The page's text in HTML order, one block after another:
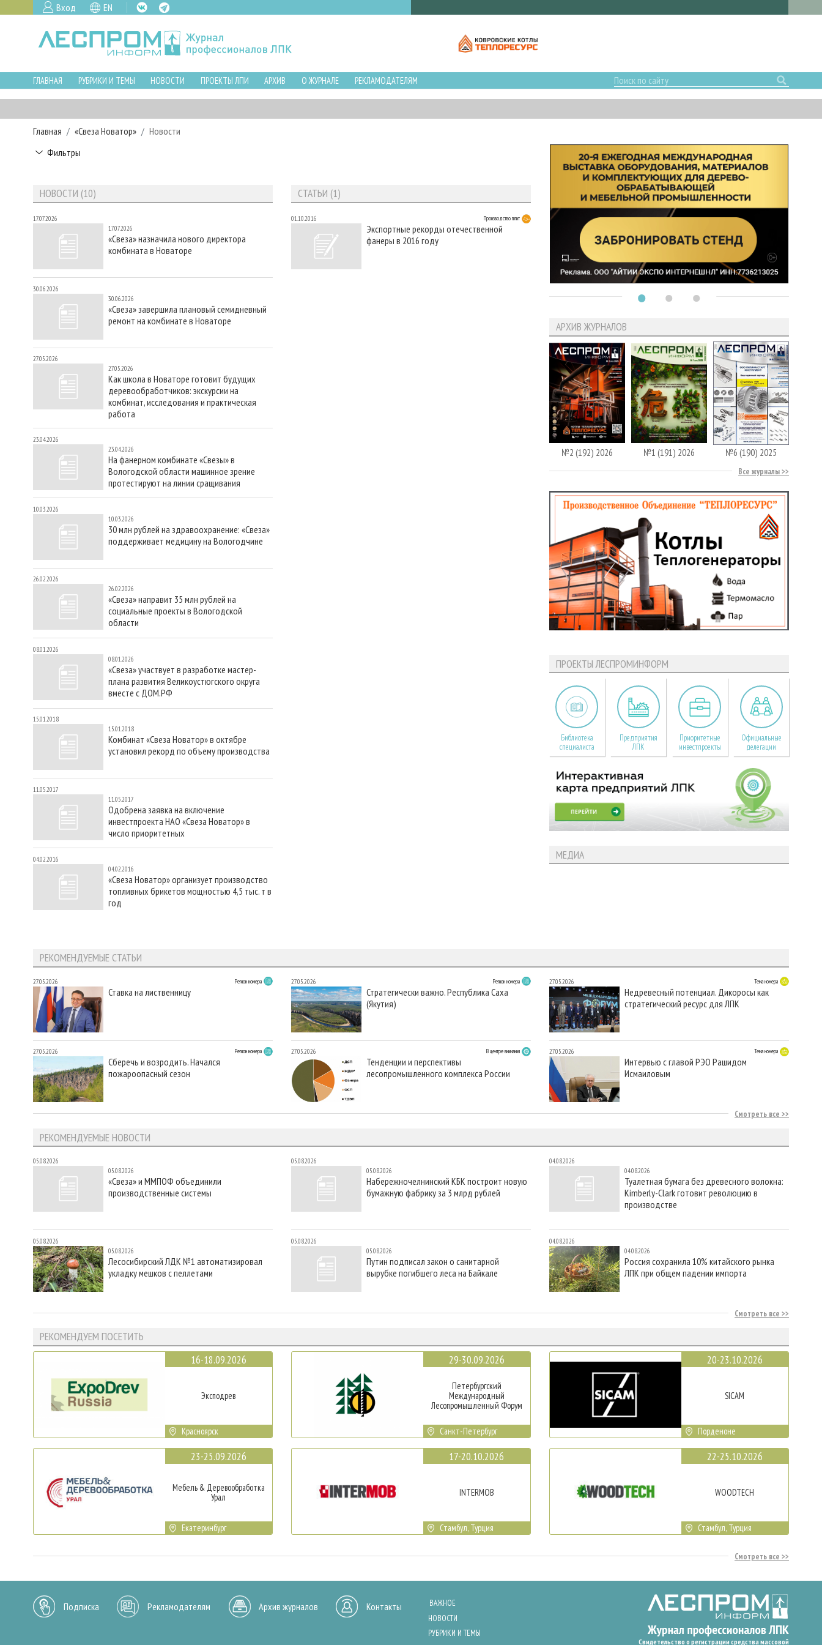
Вход EN
ГЛАВНАЯ РУБРИКИ И ТЕМЫ НОВОСТИ ПРОЕКТЫ ЛПИ АРХИВ О ЖУРНАЛЕ РЕКЛАМОДАТЕЛЯМ
Главная «Свеза Новатор»
Новости
Фильтры
НОВОСТИ (10)
17.07.2026
17.07.2026
«Свеза» назначила нового директора
комбината в Новаторе
30.06.2026
30.06.2026
«Свеза» завершила плановый семидневный
ремонт на комбинате в Новаторе
27.05.2026
27.05.2026
Как школа в Новаторе готовит будущих
деревообработчиков: экскурсии на
комбинат, исследования и практическая
работа
23.04.2026
23.04.2026
На фанерном комбинате «Свезы» в
Вологодской области машинное зрение
протестируют на линии сращивания
10.03.2026
10.03.2026
30 млн рублей на здравоохранение: «Свеза»
поддерживает медицину на Вологодчине
26.02.2026
26.02.2026
«Свеза» направит 35 млн рублей на
социальные проекты в Вологодской
области
08.01.2026
08.01.2026
«Свеза» участвует в разработке мастер-
плана развития Великоустюгского округа
вместе с ДОМ.РФ
15.01.2018
15.01.2018
Комбинат «Свеза Новатор» в октябре
установил рекорд по объему производства
11.05.2017
11.05.2017
Одобрена заявка на включение
инвестпроекта НАО «Свеза Новатор» в
число приоритетных
04.02.2016
04.02.2016
«Свеза Новатор» организует производство
топливных брикетов мощностью 4,5 тыс. т в
год
СТАТЬИ (1)
01.10.2016 Производство плит
Экспортные рекорды отечественной
фанеры в 2016 году
АРХИВ ЖУРНАЛОВ
№2 (192) 2026 №1 (191) 2026 №6 (190) 2025
Все журналы
ПРОЕКТЫ ЛЕСПРОМИНФОРМ
Библиотека
специалиста
Предприятия
ЛПК
Приоритетные
инвестпроекты
Официальные
делегации
МЕДИА
РЕКОМЕНДУЕМЫЕ СТАТЬИ
27.05.2026 Регион номера
Ставка на лиственницу
27.05.2026 Регион номера
Сберечь и возродить. Начался
пожароопасный сезон
27.05.2026 Регион номера
Стратегически важно. Республика Саха
(Якутия)
27.05.2026 В центре внимания
Тенденции и перспективы
лесопромышленного комплекса России
27.05.2026 Тема номера
Недревесный потенциал. Дикоросы как
стратегический ресурс для ЛПК
27.05.2026 Тема номера
Интервью с главой РЭО Рашидом
Исмаиловым
Смотреть все
РЕКОМЕНДУЕМЫЕ НОВОСТИ
05.08.2026
05.08.2026
«Свеза» и ММПОФ объединили
производственные системы
05.08.2026
05.08.2026
Лесосибирский ЛДК №1 автоматизировал
укладку мешков с пеллетами
05.08.2026
05.08.2026
Набережночелнинский КБК построит новую
бумажную фабрику за 3 млрд рублей
05.08.2026
05.08.2026
Путин подписал закон о санитарной
вырубке погибшего леса на Байкале
04.08.2026
04.08.2026
Туалетная бумага без древесного волокна:
Kimberly-Clark готовит революцию в
производстве
04.08.2026
04.08.2026
Россия сохранила 10% китайского рынка
ЛПК при общем падении импорта
Смотреть все
РЕКОМЕНДУЕМ ПОСЕТИТЬ
16-18.09.2026
Эксподрев
Красноярск
23-25.09.2026
Мебель & Деревообработка
Урал
Екатеринбург
29-30.09.2026
Петербургский
Международный
Лесопромышленный Форум
Санкт-Петербург
17-20.10.2026
INTERMOB
Стамбул, Турция
20-23.10.2026
SICAM
Порденоне
22-25.10.2026
WOODTECH
Стамбул, Турция
Смотреть все
Подписка Рекламодателям Архив журналов Контакты
ВАЖНОЕ
НОВОСТИ
РУБРИКИ И ТЕМЫ
Свидетельство о регистрации средства массовой